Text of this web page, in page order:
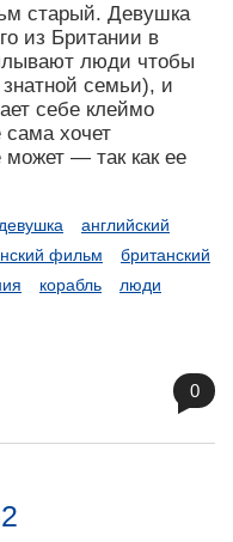
старый. Девушка
из Британии в
люди чтобы
семьи), и
себе клеймо
хочет
может — так как ее
девушка
английский
фильм
британский
корабль
люди
0